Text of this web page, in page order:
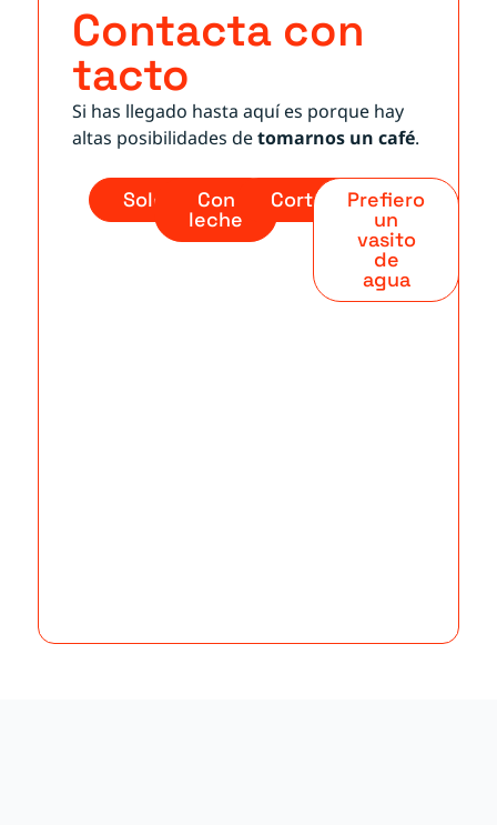
Contacta con
tacto
Si has llegado hasta aquí es porque hay
altas posibilidades detomarnos un café.
Solo Con
leche
CortadoPrefiero
un
vasito
de
agua